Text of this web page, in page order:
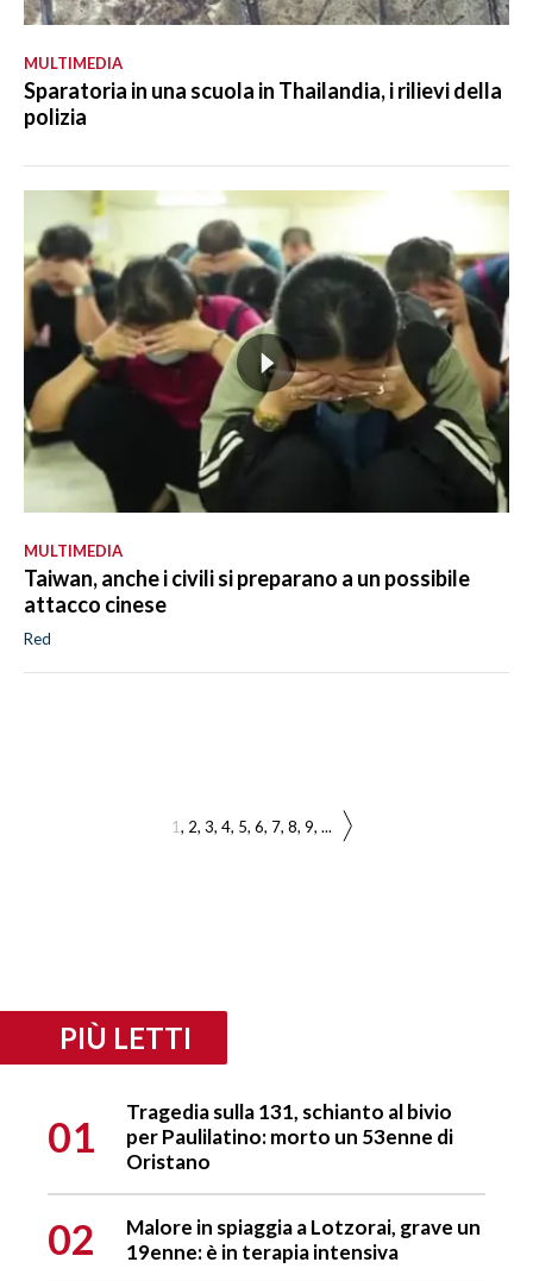
MULTIMEDIA
Sparatoria in una scuola in Thailandia, i rilievi della
polizia
MULTIMEDIA
Taiwan, anche i civili si preparano a un possibile
attacco cinese
Red
1 2 3 4 5 6 7 8 9 ...
PIÙ LETTI
01
Tragedia sulla 131, schianto al bivio
per Paulilatino: morto un 53enne di
Oristano
02
Malore in spiaggia a Lotzorai, grave un
19enne: è in terapia intensiva